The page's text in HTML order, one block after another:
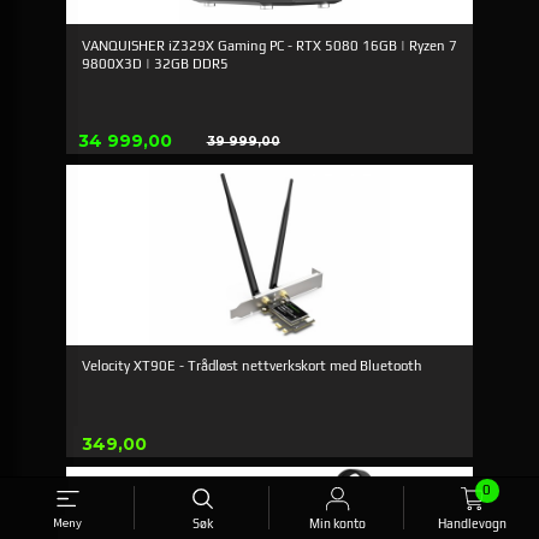
Meny Søk Min konto Handlevogn
0
VANQUISHER iZ329X Gaming PC - RTX 5080 16GB | Ryzen 7
9800X3D | 32GB DDR5
Tilbud
34 999,00 39 999,00
Rabatt
Velocity XT90E - Trådløst nettverkskort med Bluetooth
Pris
349,00
-31%